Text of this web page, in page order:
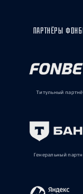
ПАРТНЁРЫ
Титульный
Генеральный